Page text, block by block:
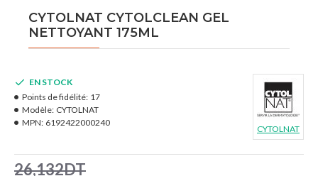
CYTOLNAT CYTOLCLEAN GEL
NETTOYANT 175ML
26,132DT
EN STOCK
Points de fidélité: 17
Modèle: CYTOLNAT
MPN: 6192422000240
CYTOLNAT